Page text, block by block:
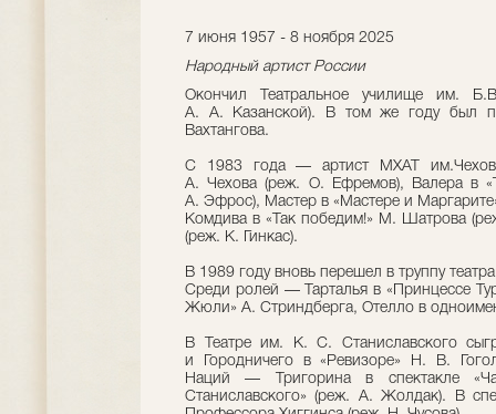
7 июня 1957 - 8 ноября 2025
Народный артист России
Окончил Театральное училище им.
А. А. Казанской). В том же году был
Вахтангова.
С 1983 года — артист МХАТ
А. Чехова (реж. О. Ефремов), Валера в
А. Эфрос), Мастер в «Мастере и
Комдива в «Так победим!» М. Шатрова
(реж. К. Гинкас).
В 1989 году вновь перешел в труппу
Среди ролей — Тарталья в «Принцессе
Жюли» А. Стриндберга, Отелло в
В Театре им. К. С. Станиславского
и Городничего в «Ревизоре» Н. В.
Наций — Тригорина в спектакле
Станиславского» (реж. А. Жолдак). В